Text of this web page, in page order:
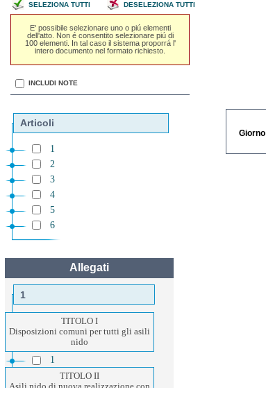
SELEZIONA TUTTI DESELEZIONA TUTTI
E' possibile selezionare uno o piú elementi
dell'atto. Non é consentito selezionare piú di
100 elementi. In tal caso il sistema proporrá l'
intero documento nel formato richiesto.
INCLUDI NOTE
Articoli
1
2
3
4
5
6
Allegati
1
TITOLO I
Disposizioni comuni per tutti gli asili
nido
1
TITOLO II
Asili nido di nuova realizzazione con
Giorno